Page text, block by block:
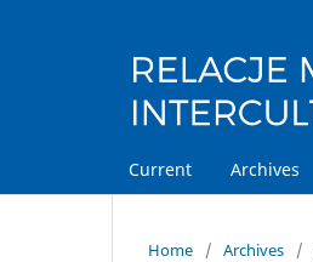
Current Archives
Home / Archives /